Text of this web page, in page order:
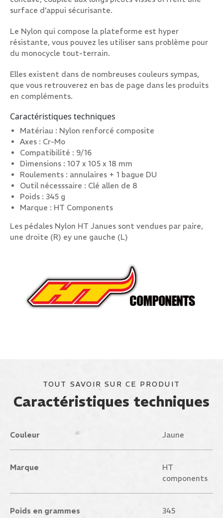
surface d’appui sécurisante.
Le Nylon qui compose la plateforme est hyper
résistante, vous pouvez les utiliser sans problème pour
du monocycle tout-terrain.
Elles existent dans de nombreuses couleurs sympas,
que vous retrouverez en bas de page dans les produits
en compléments.
Caractéristiques techniques
Matériau : Nylon renforcé composite
Axes : Cr-Mo
Compatibilité : 9/16
Dimensions : 107 x 105 x 18 mm
Roulements : annulaires + 1 bague DU
Outil nécesssaire : Clé allen de 8
Poids : 345 g
Marque : HT Components
Les pédales Nylon HT Janues sont vendues par paire,
une droite (R) ey une gauche (L)
TOUT SAVOIR SUR CE PRODUIT
Caractéristiques techniques
Couleur Jaune
Marque
HT
components
Poids en grammes 345